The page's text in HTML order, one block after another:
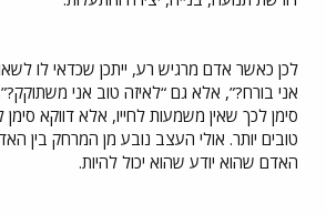
לכן כאשר אדם מרגיש רע, ייתכן שכדאי לו
אני בורח?”, אלא גם “לאיזה טוב אני
סימן לכך שאין משמעות לחייו, אלא דווקא סימן
טובים יותר. אולי העצב נובע מן המרחק בין
האדם שהוא יודע שהוא יכול להיות.